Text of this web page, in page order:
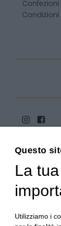
Copyright
10022
Questo
La
Utilizziamo i